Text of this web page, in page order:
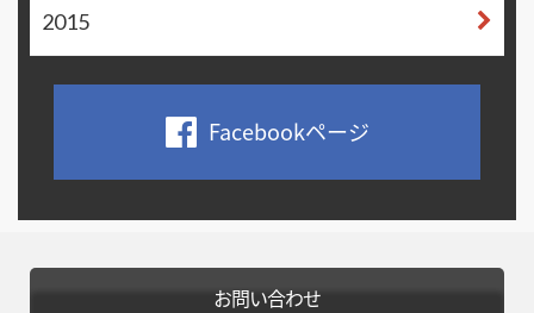
2015
Facebookページ
お問い合わせ